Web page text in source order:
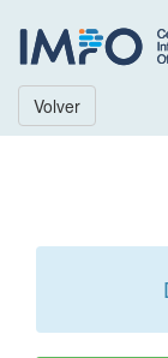
Volver